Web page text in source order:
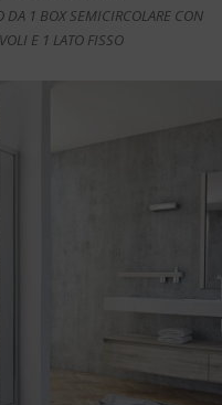
DA 1 BOX SEMICIRCOLARE CON
E 1 LATO FISSO